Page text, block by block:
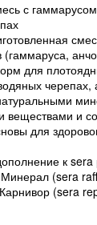
с
(гаммаруса,
для
черепах,
веществами и
для
к
(sera
(sera